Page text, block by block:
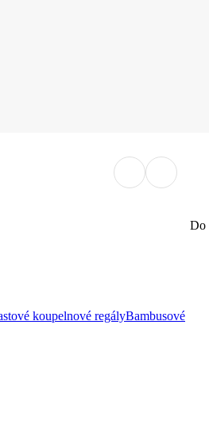
Do
koupelnové regályBambusové